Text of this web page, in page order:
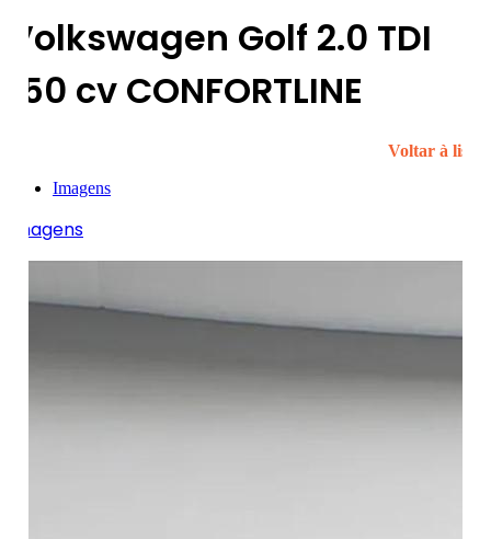
Volkswagen Golf 2.0 TDI
150 cv CONFORTLINE
Voltar à lista
Imagens
Imagens